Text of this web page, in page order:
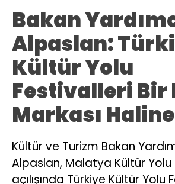
Bakan
Alpaslan:
Kültür Yolu
Festivalleri Bir
Markası
Kültür ve Turizm Bakan
Alpaslan, Malatya Kültür Yolu
açılışında Türkiye Kültür Yolu